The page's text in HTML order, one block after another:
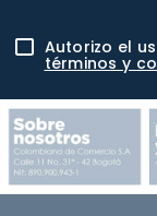
Autorizo el
términos y